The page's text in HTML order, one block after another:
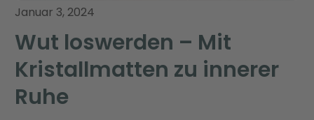
Januar 3, 2024
Wut loswerden – Mit
Kristallmatten zu innerer
Ruhe